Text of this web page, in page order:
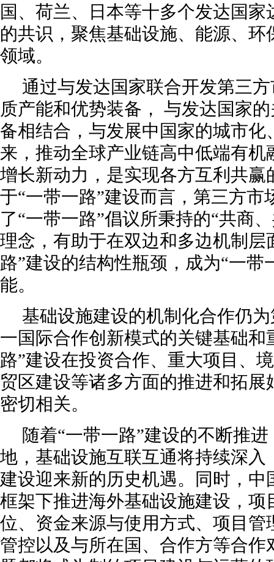
国、荷兰、日本等十多个发达国
的共识，聚焦基础设施、能源、环
领域。
通过与发达国家联合开发第三
质产能和优势装备， 与发达国家
备相结合，与发展中国家的城市化
来，推动全球产业链高中低端有机
增长新动力，是实现各方互利共赢
于“一带一路”建设而言，第三方市
了“一带一路”倡议所秉持的“共商
理念，有助于在双边和多边机制层
路”建设的结构性瓶颈，成为“一带
能。
基础设施建设的机制化合作仍
一国际合作创新模式的关键基础和
路”建设在投资合作、重大项目、
贸区建设等诸多方面的推进和拓展
密切相关。
随着“一带一路”建设的不断推
地，基础设施互联互通将持续深入
建设迎来新的历史机遇。同时，中
框架下推进海外基础设施建设，项
位、资金来源与使用方式、项目管
管控以及与所在国、合作方等合作